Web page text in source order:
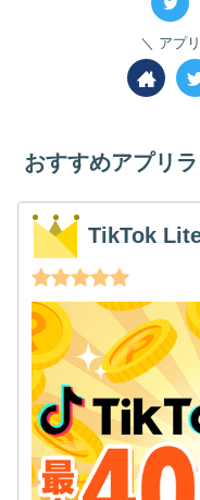
アプ
おすすめアプリ
TikTok